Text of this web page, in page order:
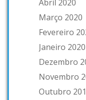
Abril 2020
Março 2020
Fevereiro
Janeiro 2020
Dezembro
Novembro
Outubro